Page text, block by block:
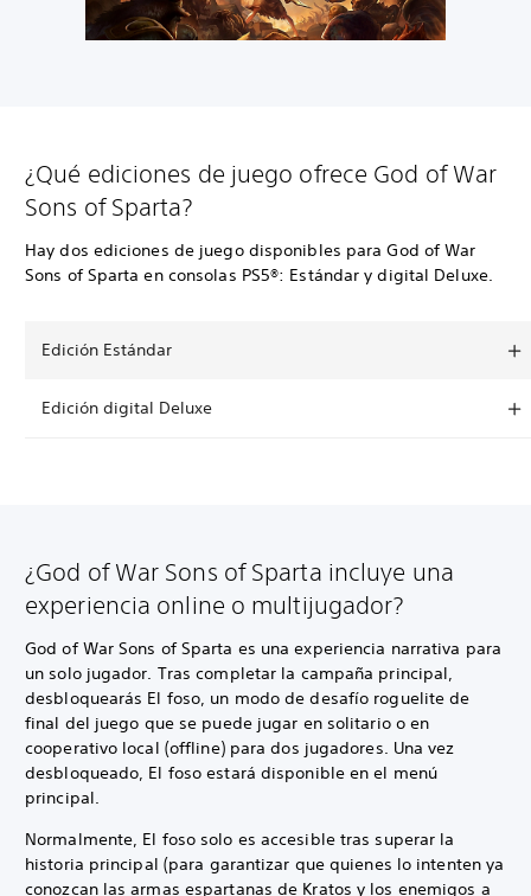
¿Qué ediciones de juego ofrece God of War
Sons of Sparta?
Hay dos ediciones de juego disponibles para God of War
Sons of Sparta en consolas PS5®: Estándar y digital Deluxe.
Edición Estándar
Edición digital Deluxe
¿God of War Sons of Sparta incluye una
experiencia online o multijugador?
God of War Sons of Sparta es una experiencia narrativa para
un solo jugador. Tras completar la campaña principal,
desbloquearás El foso, un modo de desafío roguelite de
final del juego que se puede jugar en solitario o en
cooperativo local (offline) para dos jugadores. Una vez
desbloqueado, El foso estará disponible en el menú
principal.
Normalmente, El foso solo es accesible tras superar la
historia principal (para garantizar que quienes lo intenten ya
conozcan las armas espartanas de Kratos y los enemigos a